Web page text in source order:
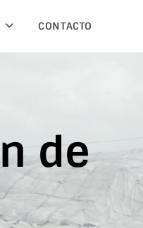
CONTACTO
de